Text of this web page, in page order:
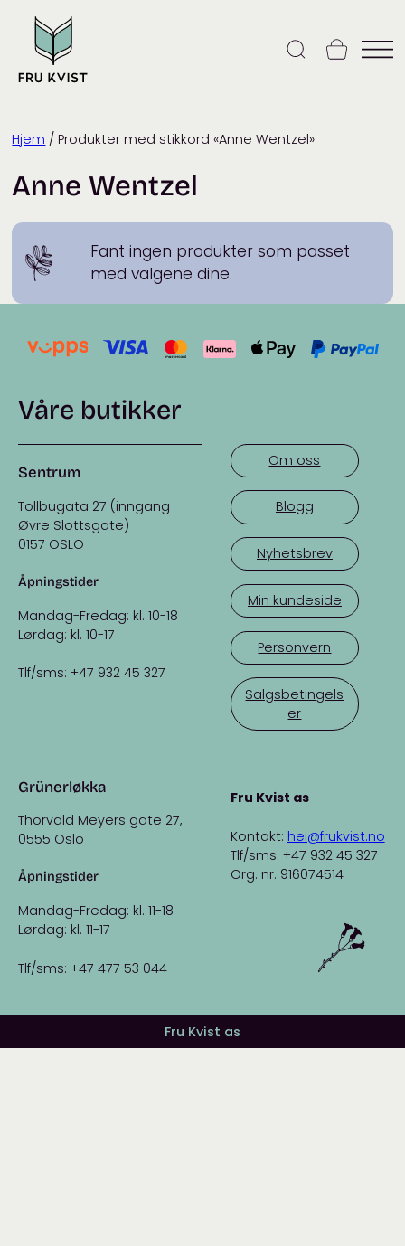
content
Hjem / Produkter med stikkord «Anne Wentzel»
Anne Wentzel
Fant ingen produkter som passet
med valgene dine.
Våre butikker
Sentrum
Tollbugata 27 (inngang
Øvre Slottsgate)
0157 OSLO
Åpningstider
Mandag-Fredag: kl. 10-18
Lørdag: kl. 10-17
Tlf/sms: +47 932 45 327
Grünerløkka
Thorvald Meyers gate 27,
0555 Oslo
Åpningstider
Mandag-Fredag: kl. 11-18
Lørdag: kl. 11-17
Tlf/sms: +47 477 53 044
Om oss
Blogg
Nyhetsbrev
Min kundeside
Personvern
Salgsbetingels
er
Fru Kvist as
Kontakt: hei@frukvist.no
Tlf/sms: +47 932 45 327
Org. nr. 916074514
Fru Kvist as